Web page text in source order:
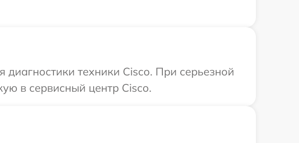
техники Cisco. При серьезной
в сервисный центр Cisco.